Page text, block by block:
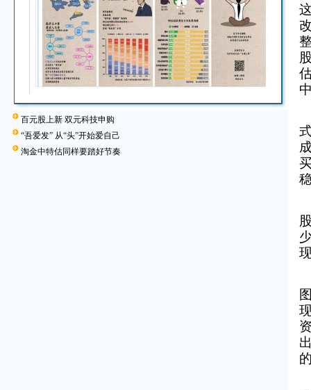
百元股上新 双元科技申购
“吾爱发” 从“头”开始爱自己
淘金中特估同样要踏好节奏